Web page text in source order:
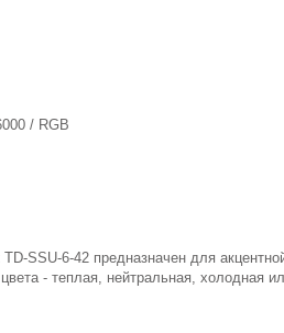
/ RGB
SSU-6-42 предназначен для
- теплая, нейтральная, холодная